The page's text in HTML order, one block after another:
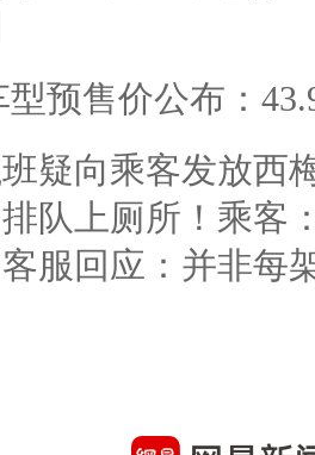
型预售价公布：
疑向乘客发放西
队上厕所！乘客
服回应：并非每